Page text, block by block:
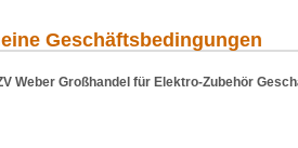
Geschäftsbedingungen
Weber Großhandel für Elektro-Zubehör